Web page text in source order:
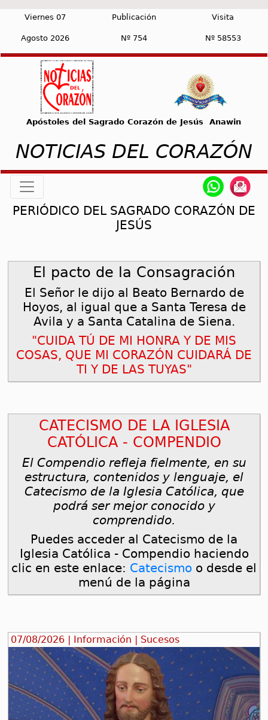
Viernes 07
Agosto 2026
Publicación
Nº 754
Visita
Nº 58553
Apóstoles del Sagrado Corazón de Jesús Anawin
NOTICIAS DEL CORAZÓN
PERIÓDICO DEL SAGRADO CORAZÓN DE
JESÚS
El pacto de la Consagración
El Señor le dijo al Beato Bernardo de
Hoyos, al igual que a Santa Teresa de
Avila y a Santa Catalina de Siena.
"CUIDA TÚ DE MI HONRA Y DE MIS
COSAS, QUE MI CORAZÓN CUIDARÁ DE
TI Y DE LAS TUYAS"
CATECISMO DE LA IGLESIA
CATÓLICA - COMPENDIO
El Compendio refleja fielmente, en su
estructura, contenidos y lenguaje, el
Catecismo de la Iglesia Católica, que
podrá ser mejor conocido y
comprendido.
Puedes acceder al Catecismo de la
Iglesia Católica - Compendio haciendo
clic en este enlace: Catecismo o desde el
menú de la página
07/08/2026 | Información | Sucesos